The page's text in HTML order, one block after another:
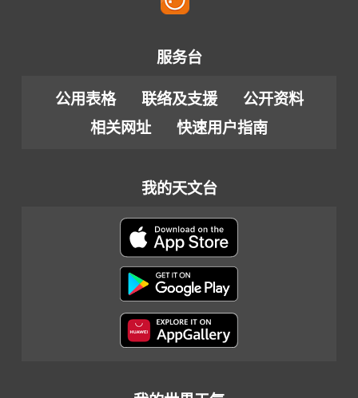
服务台
公用表格 联络及支援
公开资料
相关网址
快速用户指南
我的天文台